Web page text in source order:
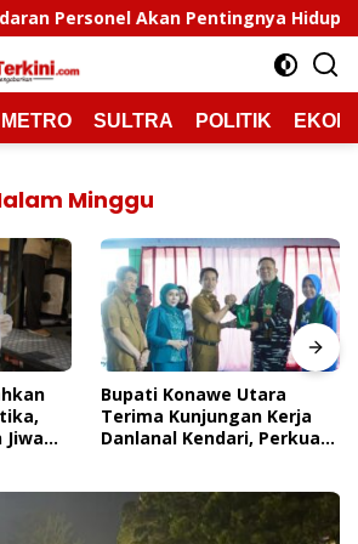
Hidup Sehat Polda
METRO SULTRA POLITIK
Minggu
Jiwa
Bupati Konawe Utara
Terima Kunjungan Kerja
Danlanal Kendari, Perkuat